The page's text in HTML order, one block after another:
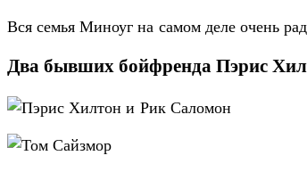
Вся семья Миноуг на самом деле очень
Два бывших бойфренда Пэрис